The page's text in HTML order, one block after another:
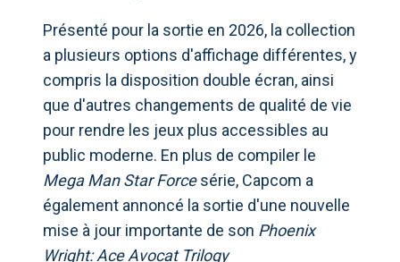
Présenté pour la sortie en 2026, la collection
a plusieurs options d'affichage différentes, y
compris la disposition double écran, ainsi
que d'autres changements de qualité de vie
pour rendre les jeux plus accessibles au
public moderne. En plus de compiler le
Mega Man Star Forcesérie, Capcom a
également annoncé la sortie d'une nouvelle
mise à jour importante de son Phoenix
Wright: Ace Avocat Trilogy